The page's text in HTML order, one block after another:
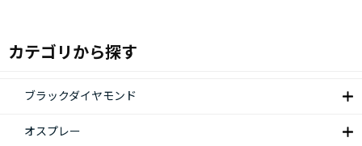
カテゴリから探す
ブラックダイヤモンド
オスプレー